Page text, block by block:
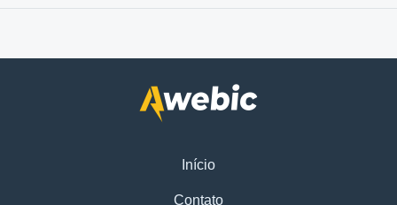
Início
Contato